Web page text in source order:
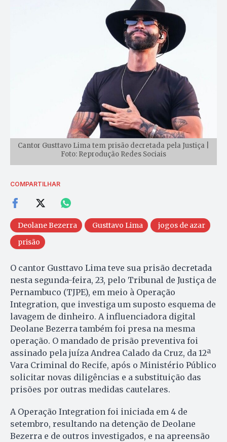
Cantor Gusttavo Lima tem prisão decretada pela Justiça |
Foto: Reprodução Redes Sociais
COMPARTILHAR
Deolane Bezerra Gusttavo Lima
jogos de azar
prisão
O cantor Gusttavo Lima teve sua prisão decretada
nesta segunda-feira, 23, pelo Tribunal de Justiça de
Pernambuco (TJPE), em meio à Operação
Integration, que investiga um suposto esquema de
lavagem de dinheiro. A influenciadora digital
Deolane Bezerra também foi presa na mesma
operação. O mandado de prisão preventiva foi
assinado pela juíza Andrea Calado da Cruz, da 12ª
Vara Criminal do Recife, após o Ministério Público
solicitar novas diligências e a substituição das
prisões por outras medidas cautelares.
A Operação Integration foi iniciada em 4 de
setembro, resultando na detenção de Deolane
Bezerra e de outros investigados, e na apreensão